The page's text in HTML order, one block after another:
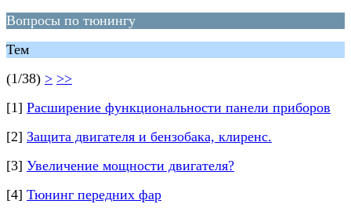
Вопросы по тюнингу
Тем
(1/38) > >>
[1] Расширение функциональности панели приборов
[2] Защита двигателя и бензобака, клиренс.
[3] Увеличение мощности двигателя?
[4] Тюнинг передних фар